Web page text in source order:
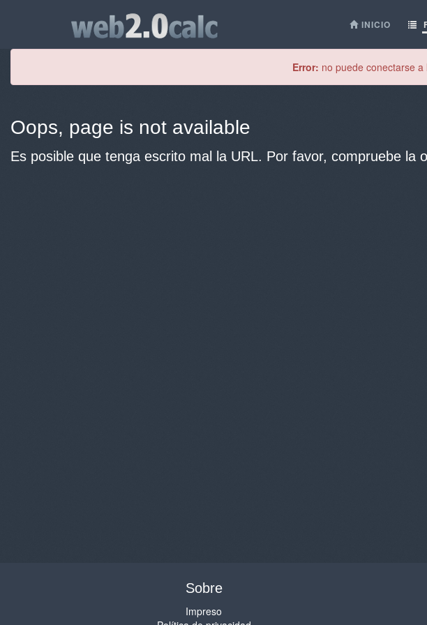
INICIO
Error: no puede conectarse
Oops, page is not available
Es posible que tenga escrito mal la URL. Por favor, compruebe la
Sobre
Impreso